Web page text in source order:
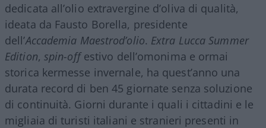
dedicata all’olio extravergine d’oliva di qualità,
ideata da Fausto Borella, presidente
dell’Accademia Maestrod’olio. Extra Lucca Summer
Edition, spin-offestivo dell’omonima e ormai
storica kermesse invernale, ha quest’anno una
durata record di ben 45 giornate senza soluzione
di continuità. Giorni durante i quali i cittadini e le
migliaia di turisti italiani e stranieri presenti in